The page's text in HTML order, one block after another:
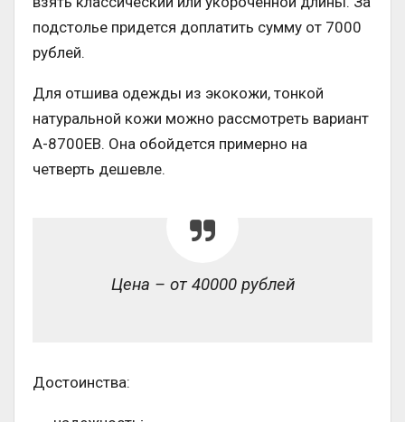
подстолье придется доплатить сумму от 7000
рублей.
Для отшива одежды из экокожи, тонкой
натуральной кожи можно рассмотреть вариант
A-8700EB. Она обойдется примерно на
четверть дешевле.
Цена – от 40000 рублей
Достоинства: